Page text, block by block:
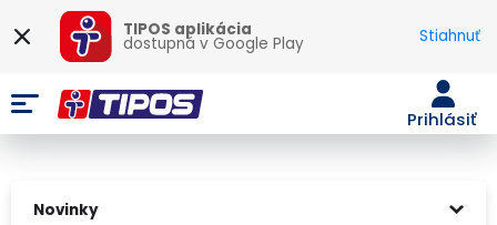
TIPOS aplikácia
dostupná vGoogle Play Stiahnuť
Prihlásiť
Novinky